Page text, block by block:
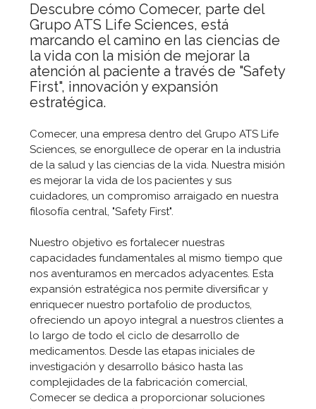
Descubre cómo Comecer, parte del
Grupo ATS Life Sciences, está
marcando el camino en las ciencias de
la vida con la misión de mejorar la
atención al paciente a través de "Safety
First", innovación y expansión
estratégica.
Comecer, una empresa dentro del Grupo ATS Life
Sciences, se enorgullece de operar en la industria
de la salud y las ciencias de la vida. Nuestra misión
es mejorar la vida de los pacientes y sus
cuidadores, un compromiso arraigado en nuestra
filosofía central, "Safety First".
Nuestro objetivo es fortalecer nuestras
capacidades fundamentales al mismo tiempo que
nos aventuramos en mercados adyacentes. Esta
expansión estratégica nos permite diversificar y
enriquecer nuestro portafolio de productos,
ofreciendo un apoyo integral a nuestros clientes a
lo largo de todo el ciclo de desarrollo de
medicamentos. Desde las etapas iniciales de
investigación y desarrollo básico hasta las
complejidades de la fabricación comercial,
Comecer se dedica a proporcionar soluciones